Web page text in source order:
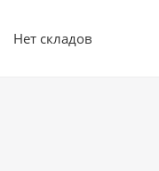
Нет складов